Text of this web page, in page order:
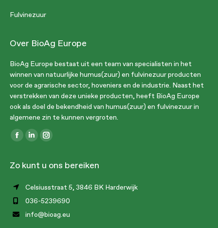
Fulvinezuur
Over BioAg Europe
BioAg Europe bestaat uit een team van specialisten in het
winnen van natuurlijke humus(zuur) en fulvinezuur producten
voor de agrarische sector, hoveniers en de industrie. Naast het
verstrekken van deze unieke producten, heeft BioAg Europe
ook als doel de bekendheid van humus(zuur) en fulvinezuur in
algemene zin te kunnen vergroten.
Vind ons op:
Facebook
opens
new
window
Linkedin
opens
new
window
Instagram
opens
new
window
Zo kunt u ons bereiken
Celsiusstraat 5, 3846 BK Harderwijk
036-5239690
info@bioag.eu